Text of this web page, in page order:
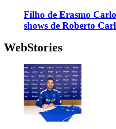
Filho de Erasmo
shows de Roberto
WebStories